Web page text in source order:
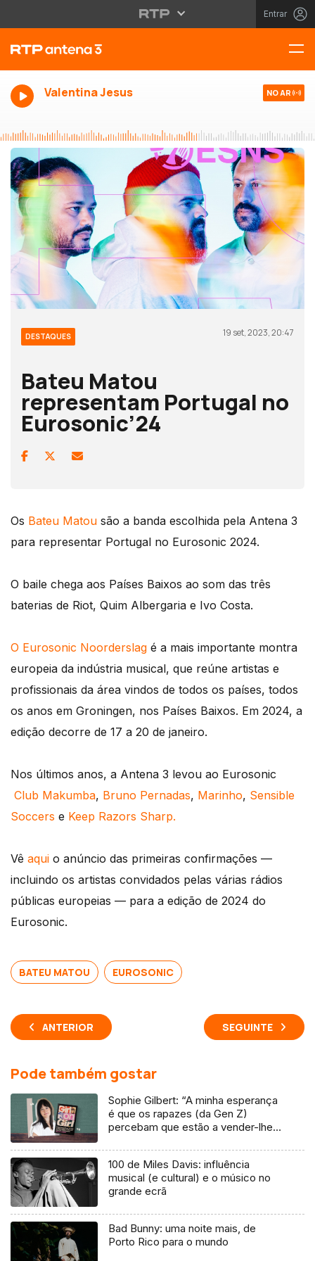
Entrar
Valentina Jesus NO AR
DESTAQUES 19 set, 2023, 20:47
Bateu Matou
representam Portugal no
Eurosonic’24
Os Bateu Matou são a banda escolhida pela Antena 3
para representar Portugal no Eurosonic 2024.
O baile chega aos Países Baixos ao som das três
baterias de Riot, Quim Albergaria e Ivo Costa.
O Eurosonic Noorderslag é a mais importante montra
europeia da indústria musical, que reúne artistas e
profissionais da área vindos de todos os países, todos
os anos em Groningen, nos Países Baixos. Em 2024, a
edição decorre de 17 a 20 de janeiro.
Nos últimos anos, a Antena 3 levou ao Eurosonic
Club Makumba, Bruno Pernadas, Marinho, Sensible
Soccers e Keep Razors Sharp.
Vê aqui o anúncio das primeiras confirmações —
incluindo os artistas convidados pelas várias rádios
públicas europeias — para a edição de 2024 do
Eurosonic.
BATEU MATOU EUROSONIC
ANTERIOR SEGUINTE
Pode também gostar
Sophie Gilbert: “A minha esperança
é que os rapazes (da Gen Z)
percebam que estão a vender-lhes
100 de Miles Davis: influência
musical (e cultural) e o músico no
grande ecrã
Bad Bunny: uma noite mais, de
Porto Rico para o mundo